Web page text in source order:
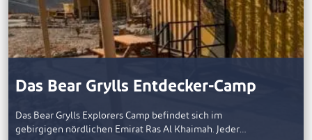
Das Bear Grylls Entdecker-Camp
Das Bear Grylls Explorers Camp befindet sich im
gebirgigen nördlichen Emirat Ras Al Khaimah. Jeder…